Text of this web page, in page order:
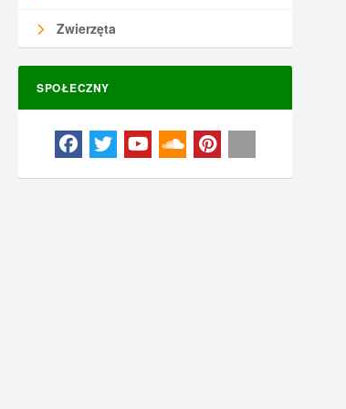
Zwierzęta
SPOŁECZNY